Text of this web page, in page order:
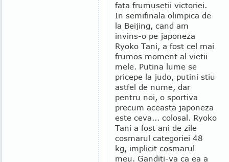
fata frumusetii victoriei.
In semifinala olimpica de
la Beijing, cand am
invins-o pe japoneza
Ryoko Tani, a fost cel mai
frumos moment al vietii
mele. Putina lume se
pricepe la judo, putini stiu
astfel de nume, dar
pentru noi, o sportiva
precum aceasta japoneza
este ceva... colosal. Ryoko
Tani a fost ani de zile
cosmarul categoriei 48
kg, implicit cosmarul
meu. Ganditi-va ca ea a